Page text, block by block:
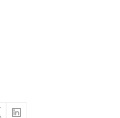
emailsur Facebook
Partager sur X